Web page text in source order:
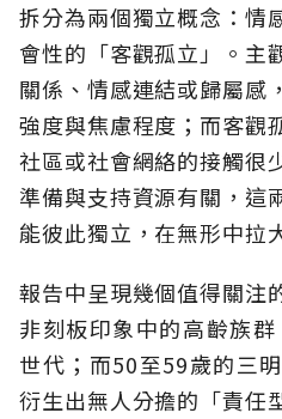
拆分為兩個獨立概念：情
會性的「客觀孤立」。主
關係、情感連結或歸屬感
強度與焦慮程度；而客觀
社區或社會網絡的接觸很
準備與支持資源有關，這
能彼此獨立，在無形中拉
報告中呈現幾個值得關注
非刻板印象中的高齡族
世代；而50至59歲的三
衍生出無人分擔的「責任